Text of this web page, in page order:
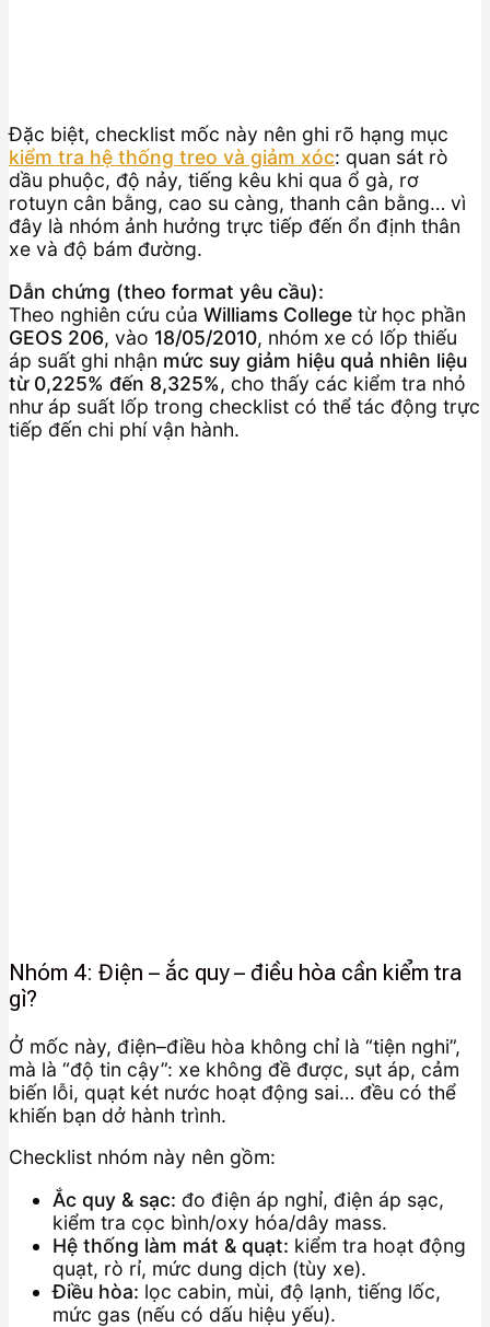
Đặc biệt, checklist mốc này nên ghi rõ hạng mục
kiểm tra hệ thống treo và giảm xóc: quan sát rò
dầu phuộc, độ nảy, tiếng kêu khi qua ổ gà, rơ
rotuyn cân bằng, cao su càng, thanh cân bằng… vì
đây là nhóm ảnh hưởng trực tiếp đến ổn định thân
xe và độ bám đường.
Dẫn chứng (theo format yêu cầu):
Theo nghiên cứu của Williams College từ học phần
GEOS 206, vào 18/05/2010, nhóm xe có lốp thiếu
áp suất ghi nhận mức suy giảm hiệu quả nhiên liệu
từ 0,225% đến 8,325%, cho thấy các kiểm tra nhỏ
như áp suất lốp trong checklist có thể tác động trực
tiếp đến chi phí vận hành.
Nhóm 4: Điện – ắc quy – điều hòa cần kiểm tra
gì?
Ở mốc này, điện–điều hòa không chỉ là “tiện nghi”,
mà là “độ tin cậy”: xe không đề được, sụt áp, cảm
biến lỗi, quạt két nước hoạt động sai… đều có thể
khiến bạn dở hành trình.
Checklist nhóm này nên gồm:
Ắc quy & sạc: đo điện áp nghỉ, điện áp sạc,
kiểm tra cọc bình/oxy hóa/dây mass.
Hệ thống làm mát & quạt: kiểm tra hoạt động
quạt, rò rỉ, mức dung dịch (tùy xe).
Điều hòa: lọc cabin, mùi, độ lạnh, tiếng lốc,
mức gas (nếu có dấu hiệu yếu).